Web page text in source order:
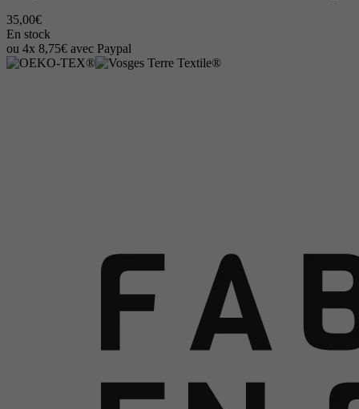
35,00€
En stock
ou 4x 8,75€ avec Paypal